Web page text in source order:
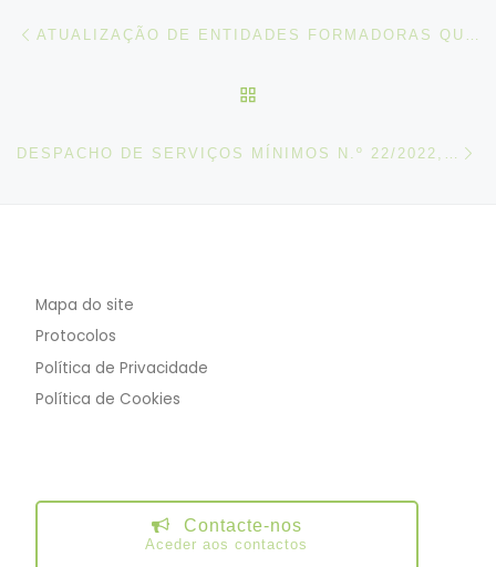
Post navigation
Mapa do site
Protocolos
Política de Privacidade
Política de Cookies
Contacte-nos
Aceder aos contactos